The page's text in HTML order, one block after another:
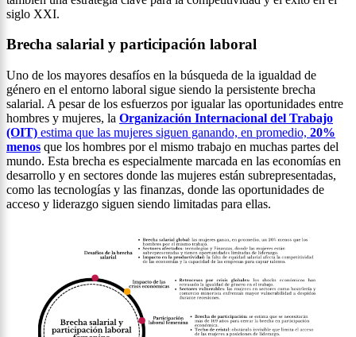
siglo XXI.
Brecha salarial y participación laboral
Uno de los mayores desafíos en la búsqueda de la igualdad de
género en el entorno laboral sigue siendo la persistente brecha
salarial. A pesar de los esfuerzos por igualar las oportunidades entre
hombres y mujeres, la Organización Internacional del Trabajo
(OIT) estima que las mujeres siguen ganando, en promedio, 20%
menos que los hombres por el mismo trabajo en muchas partes del
mundo. Esta brecha es especialmente marcada en las economías en
desarrollo y en sectores donde las mujeres están subrepresentadas,
como las tecnologías y las finanzas, donde las oportunidades de
acceso y liderazgo siguen siendo limitadas para ellas.